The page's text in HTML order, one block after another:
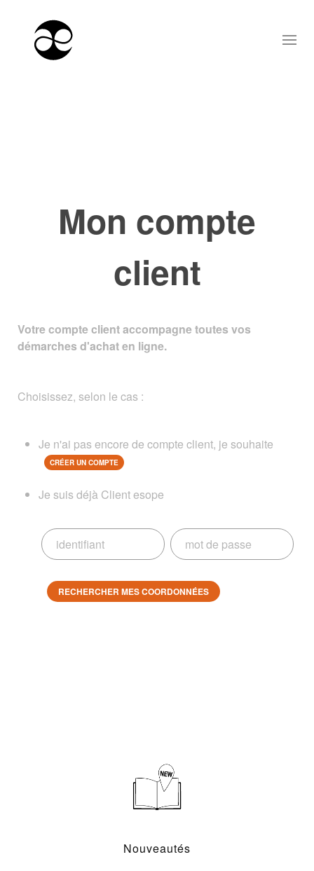
Mon compte
client
Votre compte client accompagne toutes vos
démarches d'achat en ligne.
Choisissez, selon le cas :
Je n'ai pas encore de compte client, je souhaite
CRÉER UN COMPTE
Je suis déjà Client esope
RECHERCHER MES COORDONNÉES
Nouveautés